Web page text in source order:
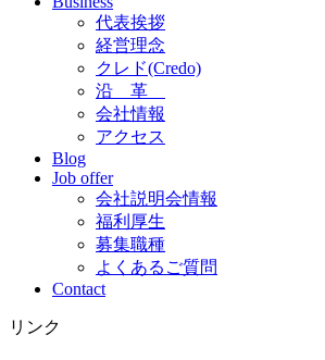
代表挨拶
経営理念
クレド(Credo)
沿 革
会社情報
アクセス
Blog
Job offer
会社説明会情報
福利厚生
募集職種
よくあるご質問
Contact
リンク